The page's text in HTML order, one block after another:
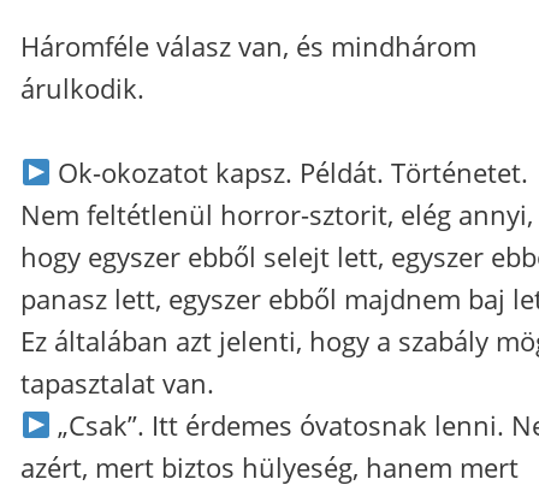
Háromféle válasz van, és mindhárom
árulkodik.
Ok-okozatot kapsz. Példát. Történetet.
Nem feltétlenül horror-sztorit, elég annyi,
hogy egyszer ebből selejt lett, egyszer
panasz lett, egyszer ebből majdnem baj
Ez általában azt jelenti, hogy a szabály
tapasztalat van.
„Csak”. Itt érdemes óvatosnak lenni.
azért, mert biztos hülyeség, hanem mert